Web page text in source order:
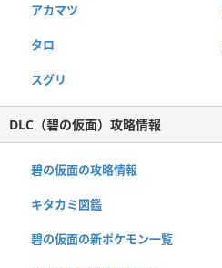
アカマツ
タロ
スグリ
DLC（碧の仮面）攻略情報
碧の仮面の攻略情報
キタカミ図鑑
碧の仮面の新ポケモン一覧